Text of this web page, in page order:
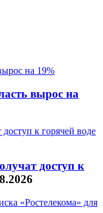
вырос на
доступ к